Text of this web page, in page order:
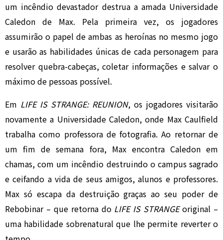
um incêndio devastador destrua a amada Universidade
Caledon de Max. Pela primeira vez, os jogadores
assumirão o papel de ambas as heroínas no mesmo jogo
e usarão as habilidades únicas de cada personagem para
resolver quebra-cabeças, coletar informações e salvar o
máximo de pessoas possível.
Em LIFE IS STRANGE: REUNION, os jogadores visitarão
novamente a Universidade Caledon, onde Max Caulfield
trabalha como professora de fotografia. Ao retornar de
um fim de semana fora, Max encontra Caledon em
chamas, com um incêndio destruindo o campus sagrado
e ceifando a vida de seus amigos, alunos e professores.
Max só escapa da destruição graças ao seu poder de
Rebobinar – que retorna do LIFE IS STRANGEoriginal –
uma habilidade sobrenatural que lhe permite reverter o